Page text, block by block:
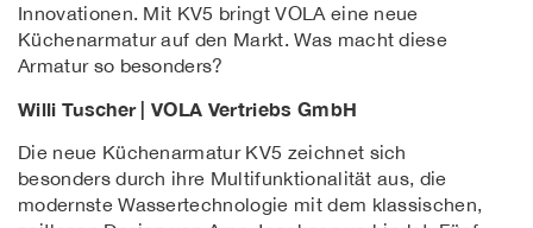
Innovationen. Mit KV5 bringt VOLA eine neue
Küchenarmatur auf den Markt. Was macht diese
Armatur so besonders?
Willi Tuscher | VOLA Vertriebs GmbH
Die neue Küchenarmatur KV5 zeichnet sich
besonders durch ihre Multifunktionalität aus, die
modernste Wassertechnologie mit dem klassischen,